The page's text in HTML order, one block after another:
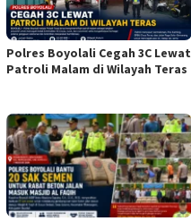
Polres Boyolali Cegah 3C Lewat
Patroli Malam di Wilayah Teras